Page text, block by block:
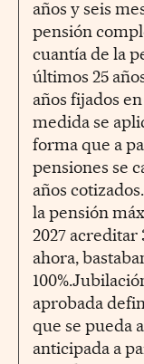
años y seis
pensión
cuantía de la
últimos 25
años fijados
medida se
forma que a
pensiones se
años
la pensión
2027 acreditar
ahora,
aprobada
que se pueda
anticipada a